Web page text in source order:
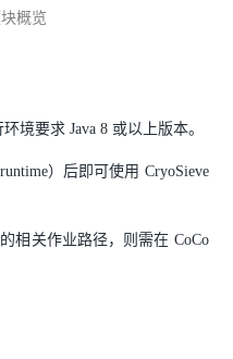
概览
境要求 Java 8 或以上版本。
）后即可使用 CryoSieve
相关作业路径，则需在 CoCo